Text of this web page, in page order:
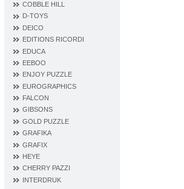
COBBLE HILL
D‐TOYS
DEICO
EDITIONS RICORDI
EDUCA
EEBOO
ENJOY PUZZLE
EUROGRAPHICS
FALCON
GIBSONS
GOLD PUZZLE
GRAFIKA
GRAFIX
HEYE
CHERRY PAZZI
INTERDRUK